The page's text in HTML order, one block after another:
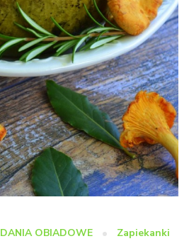
DANIA OBIADOWE Zapiekanki